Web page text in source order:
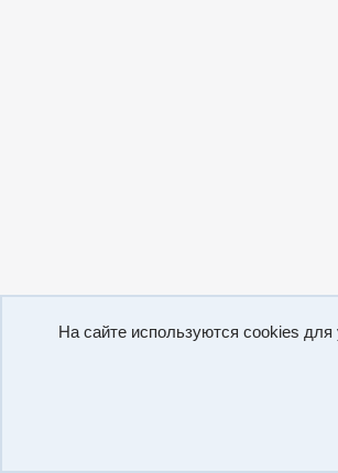
На сайте используются cookies